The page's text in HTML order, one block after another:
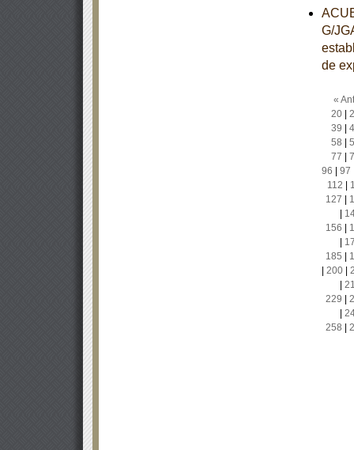
G/
de
«
20|
39
58
77
96
97
112
127
156
185
200|
229
258